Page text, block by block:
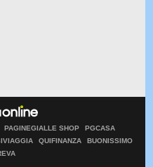
PAGINEGIALLE SHOP
PGCASA
QUIFINANZA
BUONISSIMO